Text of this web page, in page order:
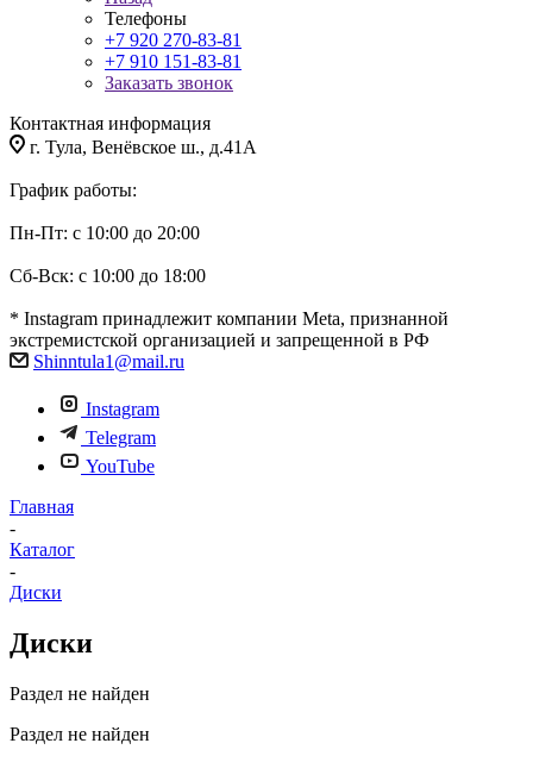
Телефоны
+7 920 270-83-81
+7 910 151-83-81
Заказать звонок
Контактная информация
г. Тула, Венёвское ш., д.41А
График работы:
Пн-Пт: с 10:00 до 20:00
Сб-Вск: с 10:00 до 18:00
* Instagram принадлежит компании Meta, признанной
экстремистской организацией и запрещенной в РФ
Shinntula1@mail.ru
Instagram
Telegram
YouTube
Главная
-
Каталог
-
Диски
Диски
Раздел не найден
Раздел не найден